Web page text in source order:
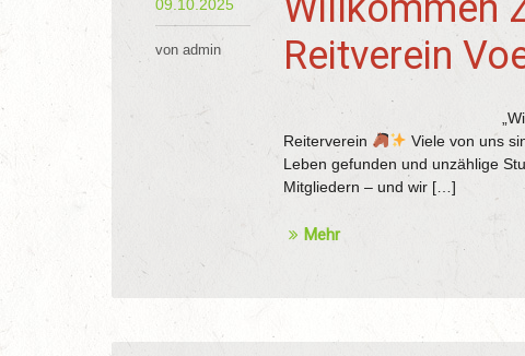
09.10.2025
von admin
Reitverein
„Wir starten eine
Reiterverein
Viele von uns
Leben gefunden und unzählige
Mitgliedern – und wir […]
Mehr